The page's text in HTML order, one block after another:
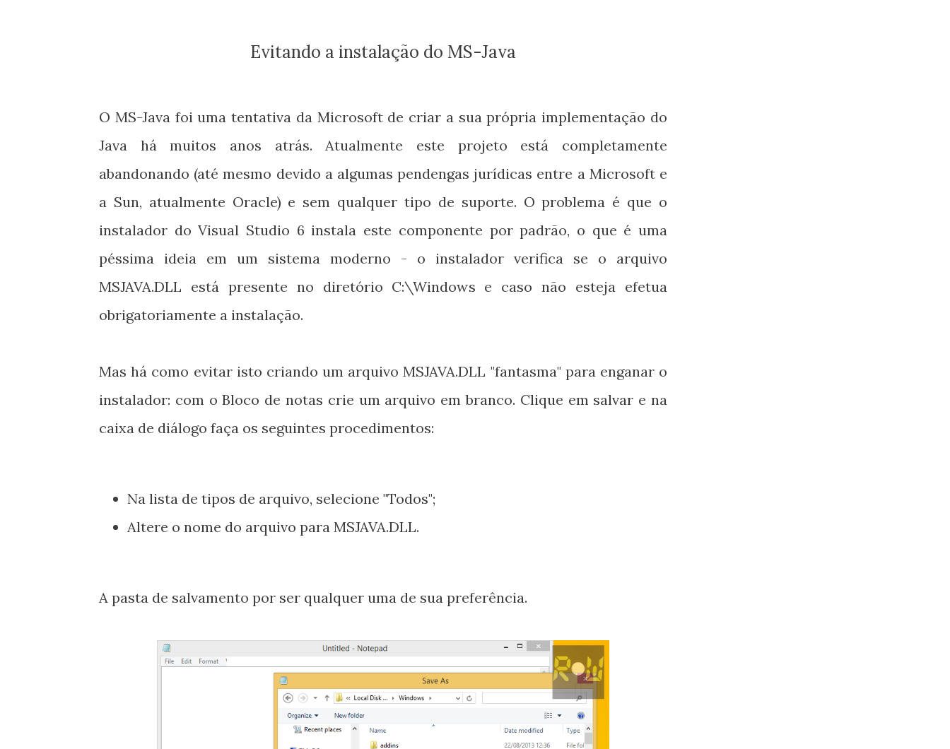
Evitando a instalação do MS-Java
O MS-Java foi uma tentativa da Microsoft de criar a sua própria implementação do
Java há muitos anos atrás. Atualmente este projeto está completamente
abandonando (até mesmo devido a algumas pendengas jurídicas entre a Microsoft e
a Sun, atualmente Oracle) e sem qualquer tipo de suporte. O problema é que o
instalador do Visual Studio 6 instala este componente por padrão, o que é uma
péssima ideia em um sistema moderno - o instalador verifica se o arquivo
MSJAVA.DLL está presente no diretório C:\Windows e caso não esteja efetua
obrigatoriamente a instalação.
Mas há como evitar isto criando um arquivo MSJAVA.DLL "fantasma" para enganar o
instalador: com o Bloco de notas crie um arquivo em branco. Clique em salvar e na
caixa de diálogo faça os seguintes procedimentos:
Na lista de tipos de arquivo, selecione "Todos";
Altere o nome do arquivo para MSJAVA.DLL.
A pasta de salvamento por ser qualquer uma de sua preferência.